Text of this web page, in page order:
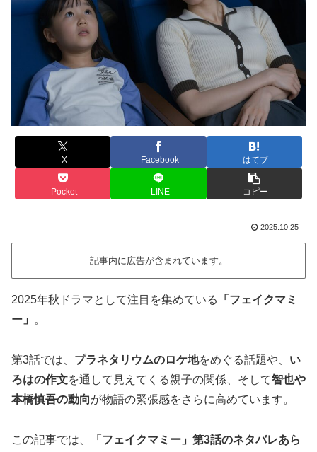
X Facebook はてブ
Pocket LINE コピー
2025.10.25
記事内に広告が含まれています。
2025年秋ドラマとして注目を集めている
「フェイクマミ
ー」
。
第3話では、 プラネタリウムのロケ地をめぐる話題や、 い
ろはの作文を通して見えてくる親子の関係、そして智也や
本橋慎吾の動向が物語の緊張感をさらに高めています。
この記事では、
「フェイクマミー」第3話のネタバレあら